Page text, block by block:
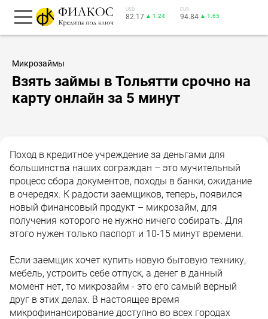
USD
82.17 ▲ 1.24
EUR
94.84 ▲ 1.65
Микрозаймы
Взять займы в Тольятти срочно на
карту онлайн за 5 минут
Поход в кредитное учреждение за деньгами для
большинства наших сограждан – это мучительный
процесс сбора документов, походы в банки, ожидание
в очередях. К радости заемщиков, теперь, появился
новый финансовый продукт – микрозайм, для
получения которого не нужно ничего собирать. Для
этого нужен только паспорт и 10-15 минут времени.
Если заемщик хочет купить новую бытовую технику,
мебель, устроить себе отпуск, а денег в данный
момент нет, то микрозайм - это его самый верный
друг в этих делах. В настоящее время
микрофинансирование доступно во всех городах